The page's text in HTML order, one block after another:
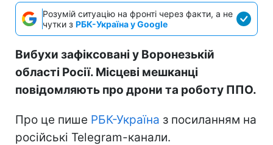
Розумій ситуацію на фронті через факти, а не
чутки з РБК-Україна у Google
Вибухи зафіксовані у Воронезькій
області Росії. Місцеві мешканці
повідомляють про дрони та роботу ППО.
Про це пише РБК-Україна з посиланням на
російські Telegram-канали.